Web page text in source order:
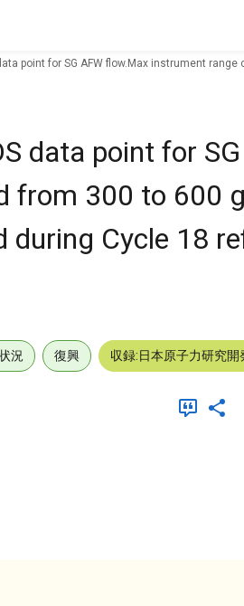
point for SG AFW flow.Max instrument
data point for
from 300 to 600
Cycle 18
況 復興 収録:日本原子力研究